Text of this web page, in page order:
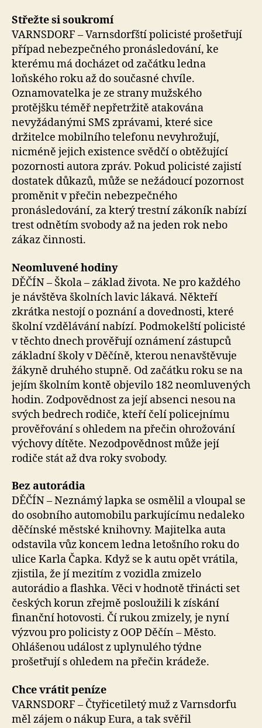
Střežte si soukromí
VARNSDORF – Varnsdorfští policisté prošetřují
případ nebezpečného pronásledování, ke
kterému má docházet od začátku ledna
loňského roku až do současné chvíle.
Oznamovatelka je ze strany mužského
protějšku téměř nepřetržitě atakována
nevyžádanými SMS zprávami, které sice
držitelce mobilního telefonu nevyhrožují,
nicméně jejich existence svědčí o obtěžující
pozornosti autora zpráv. Pokud policisté zajistí
dostatek důkazů, může se nežádoucí pozornost
proměnit v přečin nebezpečného
pronásledování, za který trestní zákoník nabízí
trest odnětím svobody až na jeden rok nebo
zákaz činnosti.
Neomluvené hodiny
DĚČÍN – Škola – základ života. Ne pro každého
je návštěva školních lavic lákavá. Někteří
zkrátka nestojí o poznání a dovednosti, které
školní vzdělávání nabízí. Podmokelští policisté
v těchto dnech prověřují oznámení zástupců
základní školy v Děčíně, kterou nenavštěvuje
žákyně druhého stupně. Od začátku roku se na
jejím školním kontě objevilo 182 neomluvených
hodin. Zodpovědnost za její absenci nesou na
svých bedrech rodiče, kteří čelí policejnímu
prověřování s ohledem na přečin ohrožování
výchovy dítěte. Nezodpovědnost může její
rodiče stát až dva roky svobody.
Bez autorádia
DĚČÍN – Neznámý lapka se osmělil a vloupal se
do osobního automobilu parkujícímu nedaleko
děčínské městské knihovny. Majitelka auta
odstavila vůz koncem ledna letošního roku do
ulice Karla Čapka. Když se k autu opět vrátila,
zjistila, že jí mezitím z vozidla zmizelo
autorádio a flashka. Věci v hodnotě třinácti set
českých korun zřejmě posloužili k získání
finanční hotovosti. Čí rukou zmizely, je nyní
výzvou pro policisty z OOP Děčín – Město.
Ohlášenou událost z uplynulého týdne
prošetřují s ohledem na přečin krádeže.
Chce vrátit peníze
VARNSDORF – Čtyřicetiletý muž z Varnsdorfu
měl zájem o nákup Eura, a tak svěřil